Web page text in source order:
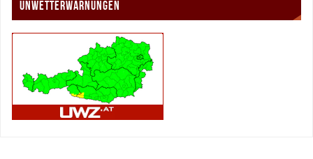
UNWETTERWARNUNGEN